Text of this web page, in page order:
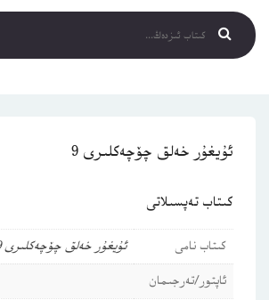
ئۇيغۇر خەلق چۆچەكلىرى 9
كىتاب تەپسىلاتى
كىتاب نامى
ئۇيغۇر خەلق چۆچەكلىرى 9
ئاپتور/تەرجىمان